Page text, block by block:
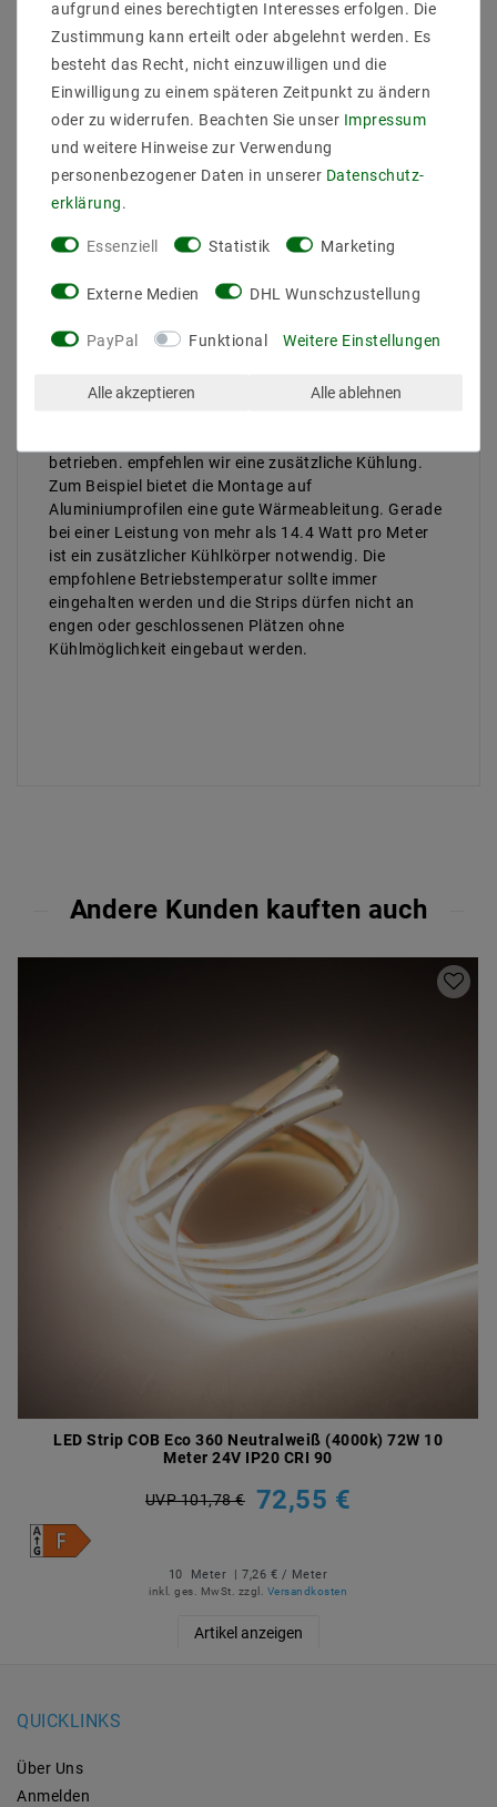
Farbwiedergabe :
Abstrahlwinkel (Grad) : 120
Betriebstemperatur (C°) : -20ºC - 50ºC
Arbeitsspannung (Volt) : 24
Arbeitsstrom / Meter max bis (mA) : 400
gesamter Arbeitsstrom (max) bis (mA) : 2
Leistung (W) pro Meter bis : 9,6
gesamte Leistung (W) bis : 48
Hohe in mm : 2
Lichtausbeute bis : 25 lm/W
Schutzklasse : 20
Nennlebensdauer bis zu (Stunden) : 50000
dimmbar : dimmbar über PWM
Hinweis
betrieben. empfehlen wir eine zusätzliche Kühlung.
Zum Beispiel bietet die Montage auf
Aluminiumprofilen eine gute Wärmeableitung. Gerade
bei einer Leistung von mehr als 14.4 Watt pro Meter
ist ein zusätzlicher Kühlkörper notwendig. Die
empfohlene Betriebstemperatur sollte immer
eingehalten werden und die Strips dürfen nicht an
engen oder geschlossenen Plätzen ohne
Kühlmöglichkeit eingebaut werden.
Andere Kunden kauften auch
LED Strip COB Eco 360 Neutralweiß (4000k) 72W 10
Meter 24V IP20 CRI 90
UVP 101,78 € 72,55 €
10 Meter | 7,26 € / Meter
inkl. ges. MwSt. zzgl. Versandkosten
Artikel anzeigen
QUICKLINKS
Über Uns
Anmelden
aufgrund eines berechtigten Interesses erfolgen. Die
Zustimmung kann erteilt oder abgelehnt werden. Es
besteht das Recht, nicht einzuwilligen und die
Einwilligung zu einem späteren Zeitpunkt zu ändern
oder zu widerrufen. Beachten Sie unser Impressum
und weitere Hinweise zur Verwendung
personenbezogener Daten in unserer Daten­schutz­
erklärung.
Essenziell Statistik Marketing
Externe Medien DHL Wunschzustellung
PayPal Funktional Weitere Einstellungen
Alle akzeptieren Alle ablehnen